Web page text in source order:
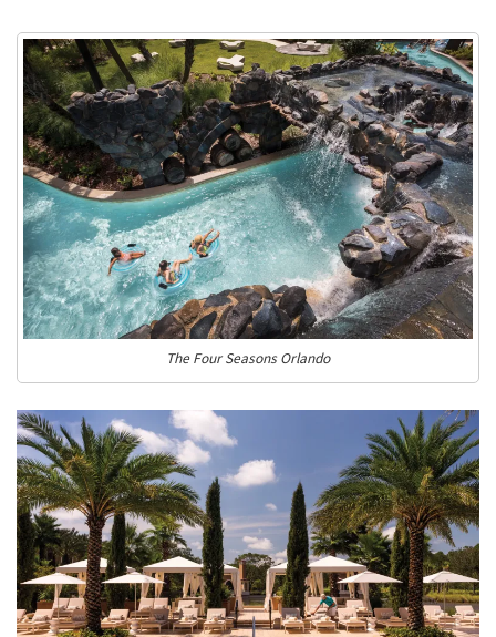
The Four Seasons Orlando